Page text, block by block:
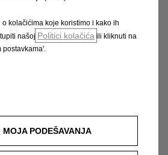
savršeno izbalansirano
Dinamično i inovativno
kolačićima koje koristimo i kako ih
našoj Politici kolačića ili kliknuti na
MOJA PODEŠAVANJA